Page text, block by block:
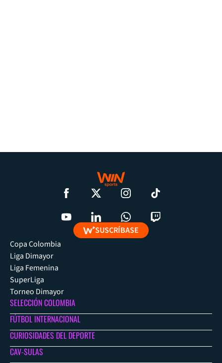
SUSCRÍBASE
Copa Colombia
Liga Dimayor
Liga Femenina
SuperLiga
Torneo Dimayor
SELECCIÓN COLOMBIA
FÚTBOL INTERNACIONAL
CURIOSIDADES DEL DEPORTE
CAV-SULAS